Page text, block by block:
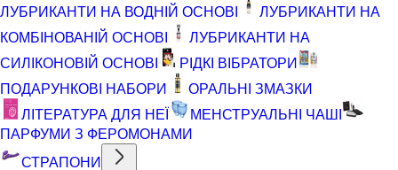
ЛУБРИКАНТИ НА ВОДНІЙ ОСНОВІ
ЛУБРИКАНТИ НА
КОМБІНОВАНІЙ ОСНОВІ
ЛУБРИКАНТИ НА
СИЛІКОНОВІЙ ОСНОВІ
РІДКІ ВІБРАТОРИ
ПОДАРУНКОВІ НАБОРИ
ОРАЛЬНІ ЗМАЗКИ
ЛІТЕРАТУРА ДЛЯ НЕЇ
МЕНСТРУАЛЬНІ ЧАШІ
ПАРФУМИ З ФЕРОМОНАМИ
СТРАПОНИ